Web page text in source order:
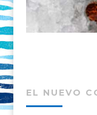
EL NUEVO